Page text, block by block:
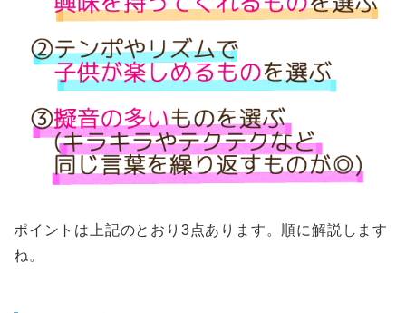
ポイントは上記のとおり3点あります。順に解説します
ね。